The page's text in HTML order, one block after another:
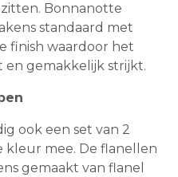
Bonnanotte
standaard met
finish waardoor het
en gemakkelijk strijkt.
ook een set van 2
kleur mee. De flanellen
gemaakt van flanel